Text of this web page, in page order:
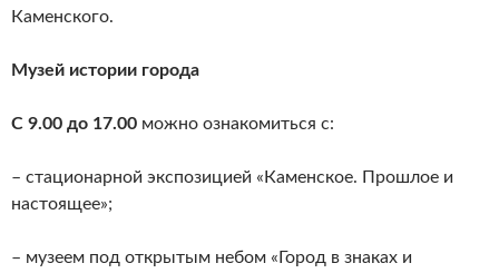
Каменского.
Музей истории города
С 9.00 до 17.00 можно ознакомиться с:
– стационарной экспозицией «Каменское. Прошлое и
настоящее»;
– музеем под открытым небом «Город в знаках и